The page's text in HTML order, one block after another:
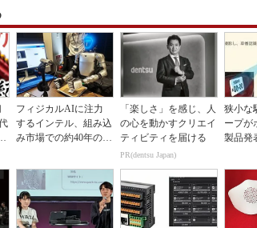
フィジカルAIに注力
するインテル、組み込
み市場での約40年の実
「楽しさ」を感じ、人
の心を動かすクリエイ
ティビティを届ける
PR(dentsu Japan)
狭小な
ープが
製品